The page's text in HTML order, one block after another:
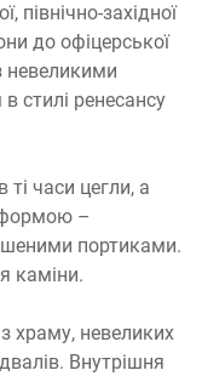
північно-західної
до офіцерської
невеликими
стилі ренесансу
ті часи цегли, а
формою –
портиками.
каміни.
храму, невеликих
Внутрішня